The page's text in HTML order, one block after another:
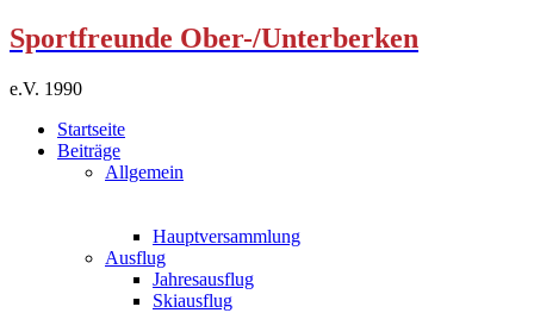
Sportfreunde Ober-/Unterberken
e.V. 1990
Startseite
Beiträge
Allgemein
Hauptversammlung
Ausflug
Jahresausflug
Skiausflug